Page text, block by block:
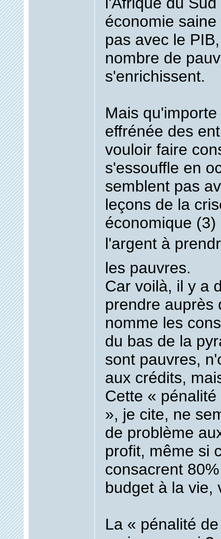
économie
pas avec le
nombre de
s'enrichissent.
Mais
effrénée des
vouloir faire
s'essouffle en
semblent pas
leçons de la
économique (3)
l'argent à
les pauvres.
Car voilà, il y a
prendre auprès
nomme les
du bas de la
sont pauvres,
aux crédits,
Cette «
», je cite, ne
de problème
profit, même si
consacrent
budget à la vie,
La « pénalité